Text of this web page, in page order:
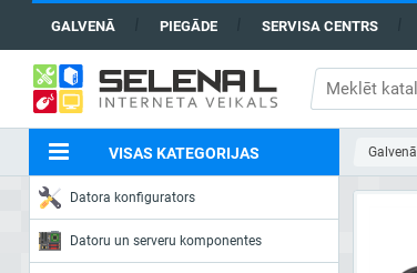
GALVENĀ PIEGĀDE SERVISA CENTRS
VISAS KATEGORIJAS Galvenā
Datora konfigurators
Datoru un serveru komponentes